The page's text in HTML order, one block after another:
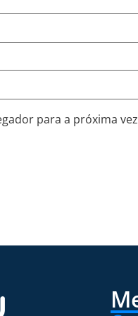
para a próxima